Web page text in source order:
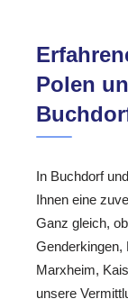
Polen
In Buchdorf
Ihnen eine
Ganz gleich,
Genderkingen,
Marxheim,
unsere